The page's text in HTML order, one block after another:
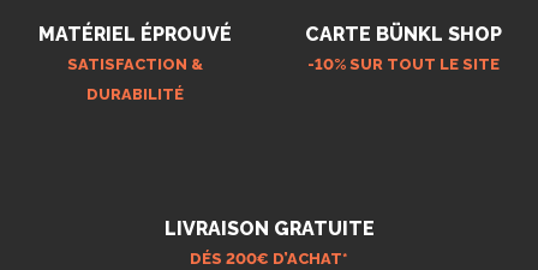
MATÉRIEL ÉPROUVÉ
SATISFACTION &
DURABILITÉ
CARTE BÜNKL SHOP
-10% SUR TOUT LE SITE
LIVRAISON GRATUITE
DÉS 200€ D’ACHAT*